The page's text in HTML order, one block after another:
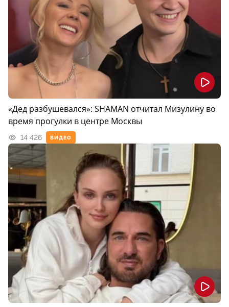
ВИДЕО
«Дед разбушевался»: SHAMAN отчитал Мизулину во
время прогулки в центре Москвы
14 426